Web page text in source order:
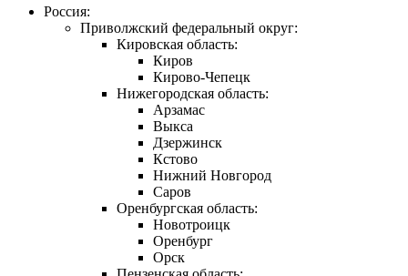
Россия:
Приволжский федеральный округ:
Кировская область:
Киров
Кирово-Чепецк
Нижегородская область:
Арзамас
Выкса
Дзержинск
Кстово
Нижний Новгород
Саров
Оренбургская область:
Новотроицк
Оренбург
Орск